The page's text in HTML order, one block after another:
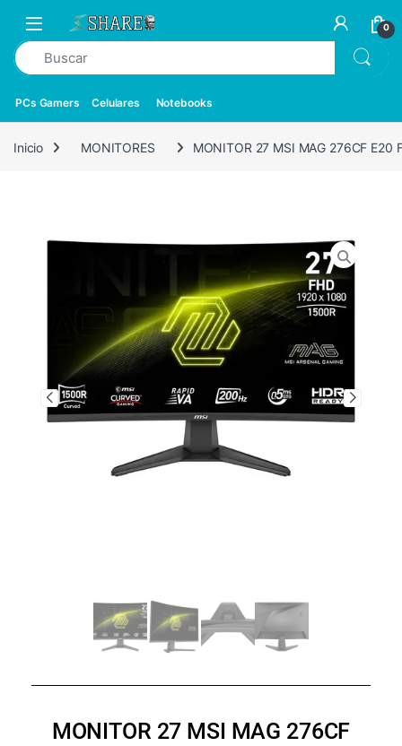
0
PCs Gamers Celulares Notebooks
Inicio MONITORES MONITOR 27 MSI MAG 276CF E20
MONITOR 27 MSI MAG 276CF